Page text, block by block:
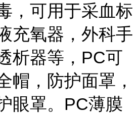
，可用于采血标
充氧器，外科手
析器等，PC可
帽，防护面罩，
眼罩。PC薄膜